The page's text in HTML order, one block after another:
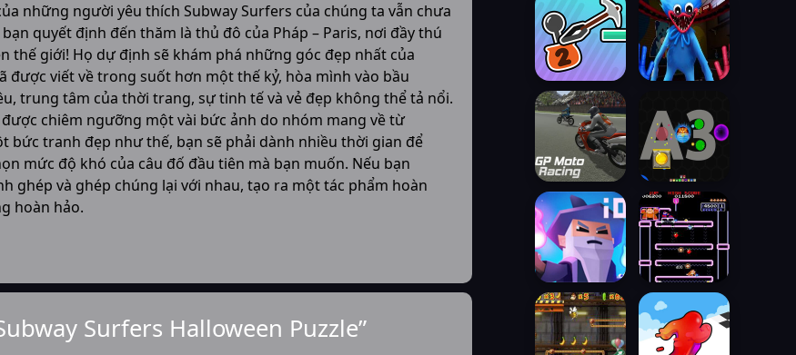
những người yêu thích Subway Surfers của chúng ta vẫn chưa
quyết định đến thăm là thủ đô của Pháp – Paris, nơi đầy thú
thế giới! Họ dự định sẽ khám phá những góc đẹp nhất của
được viết về trong suốt hơn một thế kỷ, hòa mình vào bầu
trung tâm của thời trang, sự tinh tế và vẻ đẹp không thể tả nổi.
chiêm ngưỡng một vài bức ảnh do nhóm mang về từ
bức tranh đẹp như thế, bạn sẽ phải dành nhiều thời gian để
mức độ khó của câu đố đầu tiên mà bạn muốn. Nếu bạn
ghép và ghép chúng lại với nhau, tạo ra một tác phẩm hoàn
hoàn hảo.
Surfers Halloween Puzzle”